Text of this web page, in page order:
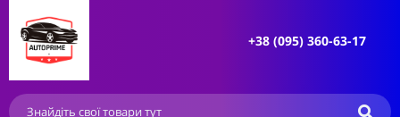
+38 (095) 360-63-17